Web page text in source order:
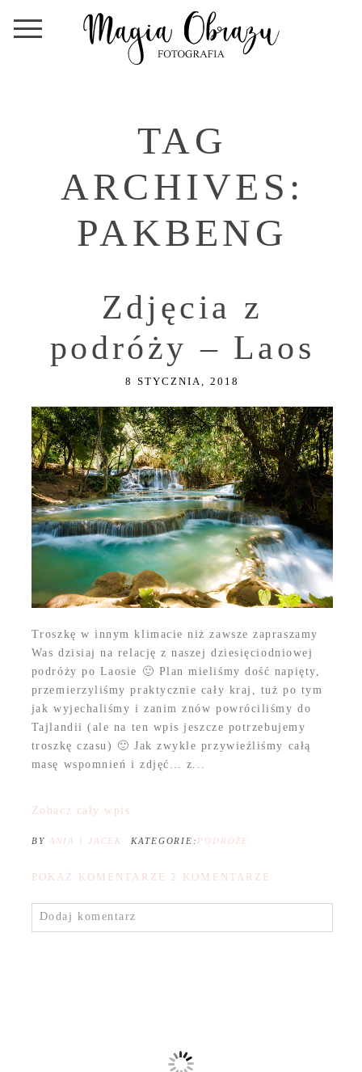
TAG
ARCHIVES:
PAKBENG
Zdjęcia z
podróży – Laos
8 STYCZNIA, 2018
Troszkę w innym klimacie niż zawsze zapraszamy
Was dzisiaj na relację z naszej dziesięciodniowej
podróży po Laosie 🙂 Plan mieliśmy dość napięty,
przemierzyliśmy praktycznie cały kraj, tuż po tym
jak wyjechaliśmy i zanim znów powróciliśmy do
Tajlandii (ale na ten wpis jeszcze potrzebujemy
troszkę czasu) 🙂 Jak zwykle przywieźliśmy całą
masę wspomnień i zdjęć… z...
Zobacz cały wpis
BY ANIA I JACEK KATEGORIE: PODRÓŻE
POKAŻ KOMENTARZE 2 KOMENTARZE
Dodaj komentarz